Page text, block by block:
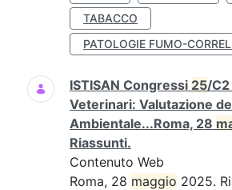
TABACCO
PATOLOGIE FUMO-
ISTISAN Congressi 25/C2
Veterinari: Valutazione
Ambientale...Roma, 28
Riassunti.
Contenuto Web
Roma, 28 maggio 2025.